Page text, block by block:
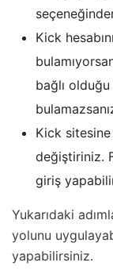
Kick
bağlı
Kick sitesine
değiştiriniz.
giriş
Yukarıdaki
yolunu
yapabilirsiniz.